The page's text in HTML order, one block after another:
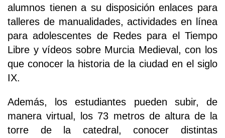
alumnos tienen a su disposición enlaces para
talleres de manualidades, actividades en línea
para adolescentes de Redes para el Tiempo
Libre y vídeos sobre Murcia Medieval, con los
que conocer la historia de la ciudad en el siglo
IX.
Además, los estudiantes pueden subir, de
manera virtual, los 73 metros de altura de la
torre de la catedral, conocer distintas